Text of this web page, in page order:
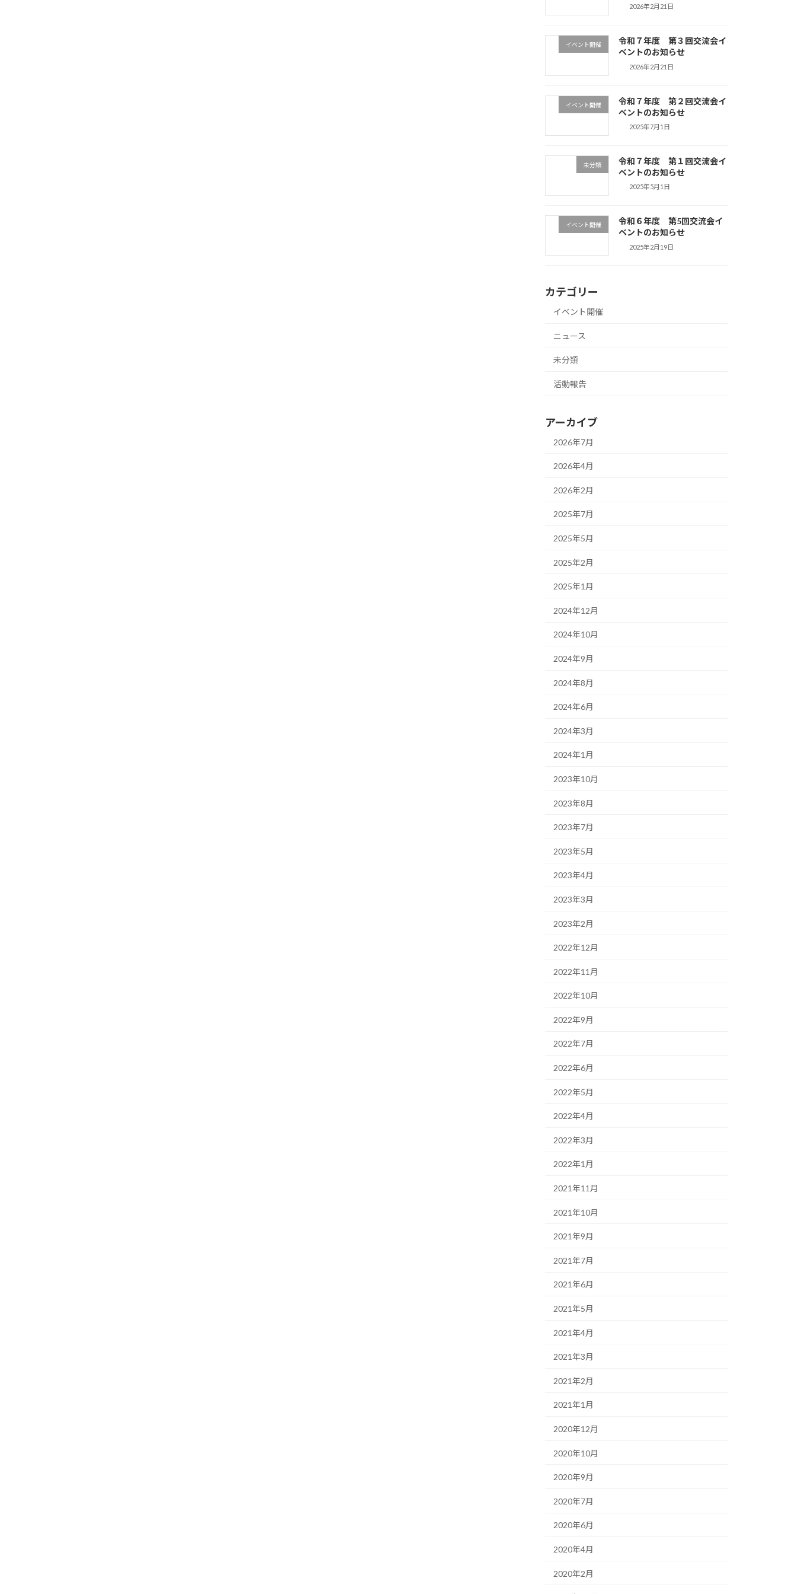
2026年2月21日
イベント開催
令和７年度 第３回交流会イ
ベントのお知らせ
2026年2月21日
イベント開催
令和７年度 第２回交流会イ
ベントのお知らせ
2025年7月1日
未分類
令和７年度 第１回交流会イ
ベントのお知らせ
2025年5月1日
イベント開催
令和６年度 第5回交流会イ
ベントのお知らせ
2025年2月19日
カテゴリー
イベント開催
ニュース
未分類
活動報告
アーカイブ
2026年7月
2026年4月
2026年2月
2025年7月
2025年5月
2025年2月
2025年1月
2024年12月
2024年10月
2024年9月
2024年8月
2024年6月
2024年3月
2024年1月
2023年10月
2023年8月
2023年7月
2023年5月
2023年4月
2023年3月
2023年2月
2022年12月
2022年11月
2022年10月
2022年9月
2022年7月
2022年6月
2022年5月
2022年4月
2022年3月
2022年1月
2021年11月
2021年10月
2021年9月
2021年7月
2021年6月
2021年5月
2021年4月
2021年3月
2021年2月
2021年1月
2020年12月
2020年10月
2020年9月
2020年7月
2020年6月
2020年4月
2020年2月